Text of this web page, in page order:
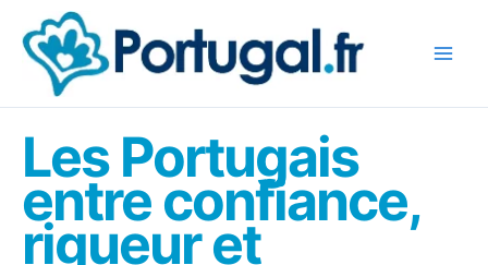
contenu
Les Portugais
entre confiance,
rigueur et